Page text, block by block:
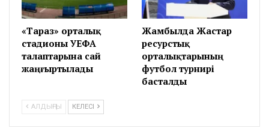
«Тараз» орталық
стадионы УЕФА
талаптарына сай
жаңғыртылады
Жамбылда Жастар
ресурстық
орталықтарының
футбол турнирі
басталды
АЛДЫҢҒЫ КЕЛЕСІ